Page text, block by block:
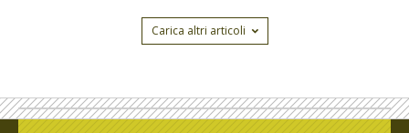
Carica altri articoli